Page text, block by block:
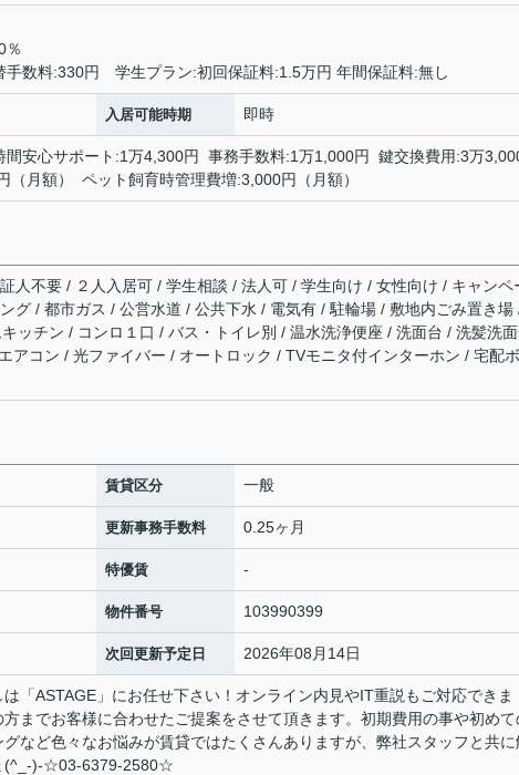
％
手数料:330円 学生プラン:初回保証料:1.5万円 年間保証料:無し
入居可能時期 即時
安心サポート:1万4,300円 事務手数料:1万1,000円 鍵交換費用:3万
月額） ペット飼育時管理費増:3,000円（月額）
人不要 / ２人入居可 / 学生相談 / 法人可 / 学生向け / 女性向け / キャンペ
グ / 都市ガス / 公営水道 / 公共下水 / 電気有 / 駐輪場 / 敷地内ごみ置き場
ッチン / コンロ１口 / バス・トイレ別 / 温水洗浄便座 / 洗面台 / 洗髪洗
アコン / 光ファイバー / オートロック / TVモニタ付インターホン / 宅配
賃貸区分 一般
更新事務手数料 0.25ヶ月
特優賃 -
物件番号 103990399
次回更新予定日 2026年08月14日
「ASTAGE」にお任せ下さい！オンライン内見やIT重説もご対応できま
までお客様に合わせたご提案をさせて頂きます。初期費用の事や初めて
など色々なお悩みが賃貸ではたくさんありますが、弊社スタッフと共に
(^_-)-☆03-6379-2580☆